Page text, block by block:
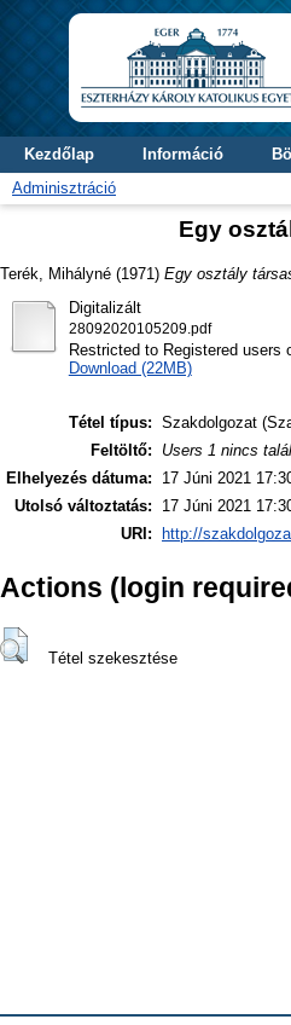
Kezdőlap Információ
Adminisztráció
Egy
Terék, Mihályné (1971) Egy osztály
Digitalizált
28092020105209.pdf
Restricted to Registered users
Download (22MB)
Tétel típus: Szakdolgozat
Feltöltő:
Users 1 nincs
Elhelyezés dátuma:
17 Júni 2021
Utolsó változtatás:
17 Júni 2021
URI:
http://
Actions (login
Tétel szekesztése